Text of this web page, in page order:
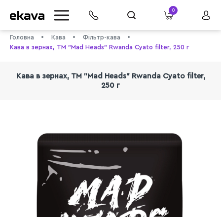
0
Головна Кава
Фільтр-кава
Кава в зернах, ТМ "Mad Heads" Rwanda Cyato filter, 250 г
Кава в зернах, ТМ "Mad Heads" Rwanda Cyato filter,
250 г